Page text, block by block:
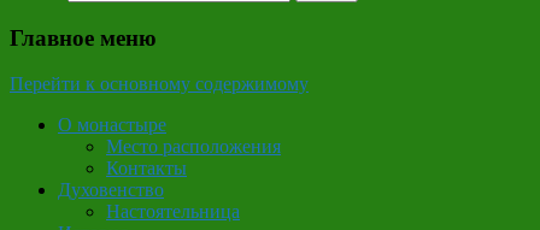
Главное меню
Перейти к основному содержимому
О монастыре
Место расположения
Контакты
Духовенство
Настоятельница